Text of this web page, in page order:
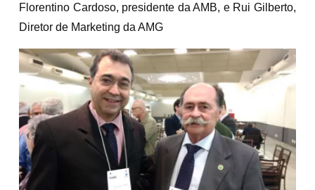
Florentino Cardoso, presidente da AMB, e Rui Gilberto,
Diretor de Marketing da AMG